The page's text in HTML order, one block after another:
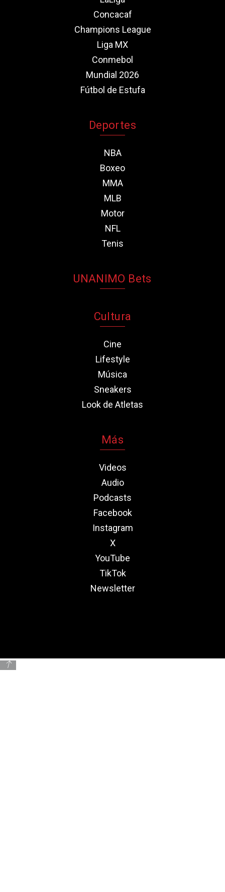
Concacaf
Champions League
Liga MX
Conmebol
Mundial 2026
Fútbol de Estufa
Deportes
NBA
Boxeo
MMA
MLB
Motor
NFL
Tenis
UNANIMO Bets
Cultura
Cine
Lifestyle
Música
Sneakers
Look de Atletas
Más
Videos
Audio
Podcasts
Facebook
Instagram
X
YouTube
TikTok
Newsletter